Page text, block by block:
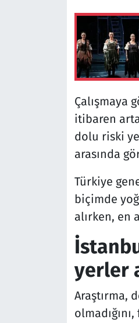
Çalışmaya
itibaren
dolu riski
arasında
Türkiye
biçimde
alırken, en
yerler
Araştırma,